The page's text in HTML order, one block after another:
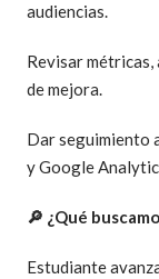
audiencias.
Revisar
de mejora.
Dar seguimiento
y Google
🔎 ¿Qué
Estudiante